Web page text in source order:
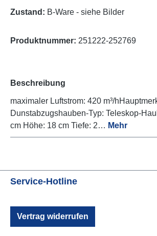
Zustand: B-Ware - siehe Bilder
Produktnummer: 251222-252769
Beschreibung
maximaler Luftstrom: 420 m³/
Dunstabzugshauben-Typ: Teleskop-
cm Höhe: 18 cm Tiefe: 2… Mehr
Service-Hotline
Vertrag widerrufen